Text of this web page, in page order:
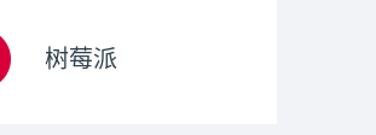
树莓派